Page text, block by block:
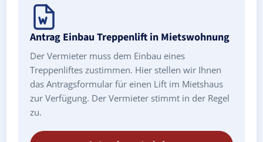
Antrag Einbau Treppenlift in Mietswohnung
Der Vermieter muss dem Einbau eines
Treppenliftes zustimmen. Hier stellen wir Ihnen
das Antragsformular für einen Lift im Mietshaus
zur Verfügung. Der Vermieter stimmt in der Regel
zu.